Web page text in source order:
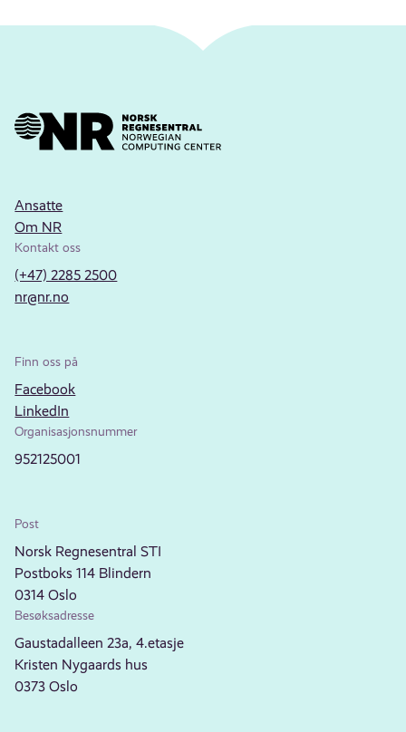
Ansatte
Om NR
Kontakt oss
(+47) 2285 2500
nr@nr.no
Finn oss på
Facebook
LinkedIn
Organisasjonsnummer
952125001
Post
Norsk Regnesentral STI
Postboks 114 Blindern
0314 Oslo
Besøksadresse
Gaustadalleen 23a, 4.etasje
Kristen Nygaards hus
0373 Oslo